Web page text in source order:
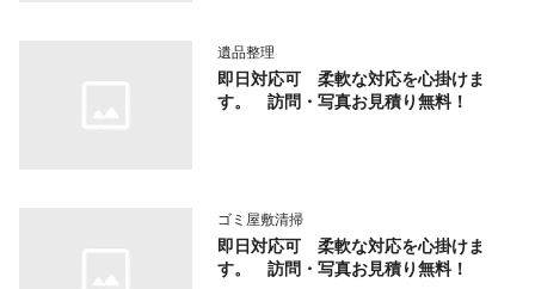
遺品整理
即日対応可 柔軟な対応を心掛けま
す。 訪問・写真お見積り無料！
ゴミ屋敷清掃
即日対応可 柔軟な対応を心掛けま
す。 訪問・写真お見積り無料！